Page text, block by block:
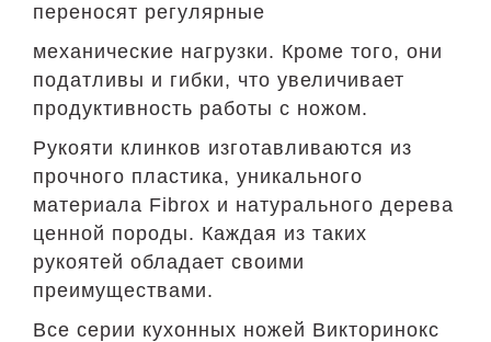
переносят регулярные
механические нагрузки. Кроме того, они
податливы и гибки, что увеличивает
продуктивность работы с ножом.
Рукояти клинков изготавливаются из
прочного пластика, уникального
материала Fibrox и натурального дерева
ценной породы. Каждая из таких
рукоятей обладает своими
преимуществами.
Все серии кухонных ножей Викторинокс